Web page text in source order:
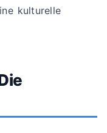
kulturelle